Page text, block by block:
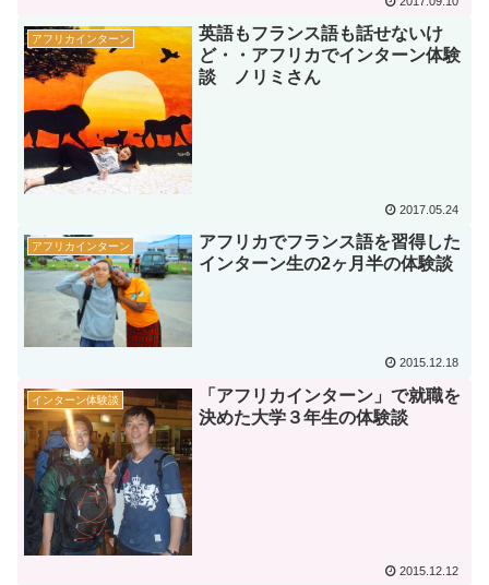
アフリカインターン
英語もフランス語も話せないけ
ど・・アフリカでインターン体験
談 ノリミさん
2017.05.24
アフリカインターン
アフリカでフランス語を習得した
インターン生の2ヶ月半の体験談
2015.12.18
インターン体験談
「アフリカインターン」で就職を
決めた大学３年生の体験談
2015.12.12